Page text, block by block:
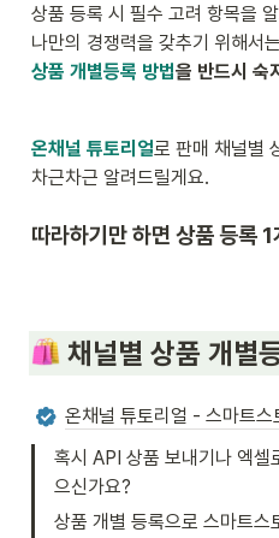
상품 등록 시 필수 고려 항목을
상품 개별등록 방법을 반드시 숙
온채널 튜토리얼로 판매 채널별
차근차근 알려드릴게요.
따라하기만 하면 상품 등록 1
채널별 상품 개별
온채널 튜토리얼 - 스마트스
혹시 API 상품 보내기나 엑셀
으신가요?
상품 개별 등록으로 스마트스